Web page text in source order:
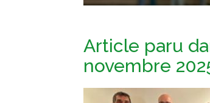
Article paru
novembre